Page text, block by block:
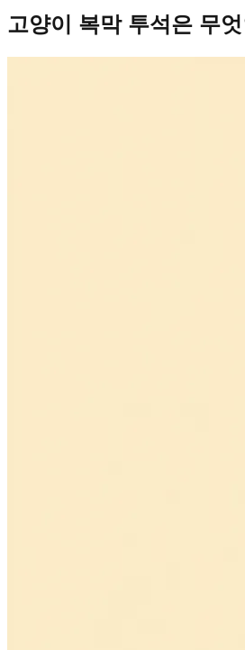
고양이 복막 투석은 무